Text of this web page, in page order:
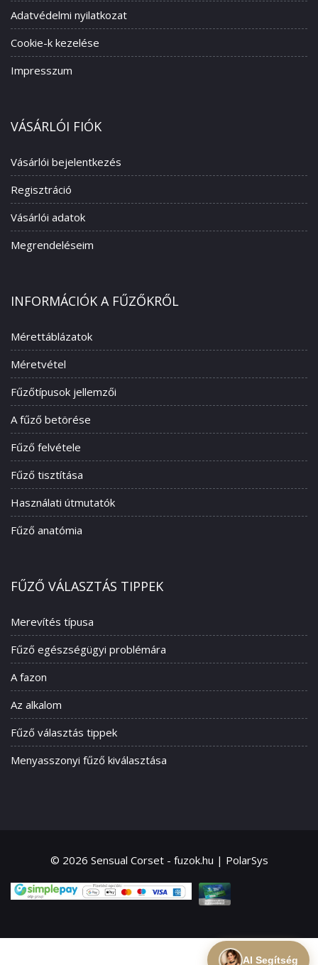
Adatvédelmi nyilatkozat
Cookie-k kezelése
Impresszum
VÁSÁRLÓI FIÓK
Vásárlói bejelentkezés
Regisztráció
Vásárlói adatok
Megrendeléseim
INFORMÁCIÓK A FŰZŐKRŐL
Mérettáblázatok
Méretvétel
Fűzőtípusok jellemzői
A fűző betörése
Fűző felvétele
Fűző tisztítása
Használati útmutatók
Fűző anatómia
FŰZŐ VÁLASZTÁS TIPPEK
Merevítés típusa
Fűző egészségügyi problémára
A fazon
Az alkalom
Fűző választás tippek
Menyasszonyi fűző kiválasztása
© 2026 Sensual Corset - fuzok.hu | PolarSys
AI Segítség